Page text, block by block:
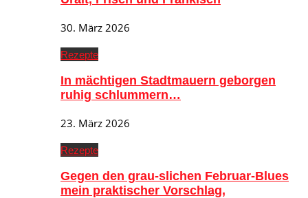
30. März 2026
Rezepte
In mächtigen Stadtmauern geborgen
ruhig schlummern…
23. März 2026
Rezepte
Gegen den grau-slichen Februar-Blues
mein praktischer Vorschlag,